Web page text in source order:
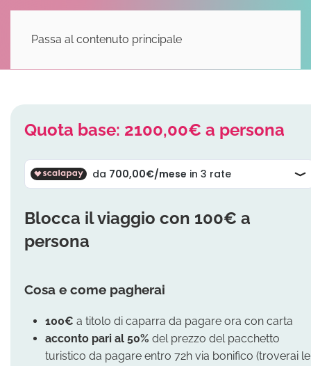
Passa al contenuto principale
Quota base: 2100,00€ a persona
Blocca il viaggio con 100€ a
persona
Cosa e come pagherai
100€ a titolo di caparra da pagare ora con carta
acconto pari al 50% del prezzo del pacchetto
turistico da pagare entro 72h via bonifico (troverai le